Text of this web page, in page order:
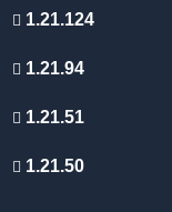
1.21.124
1.21.94
1.21.51
1.21.50